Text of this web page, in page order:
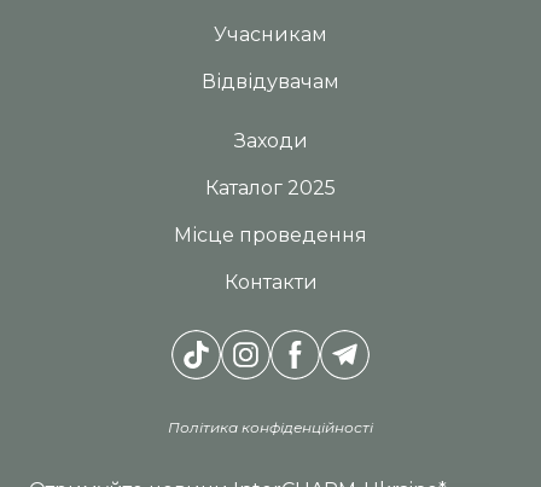
Учасникам
Відвідувачам
Заходи
Каталог 2025
Місце проведення
Контакти
Політика конфіденційності